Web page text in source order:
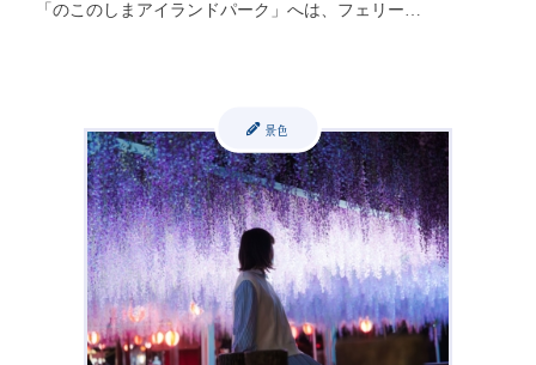
「のこのしまアイランドパーク」へは、フェリー…
景色